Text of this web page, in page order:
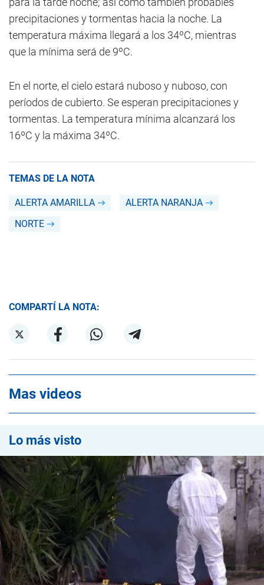
precipitaciones y tormentas hacia la noche. La
temperatura máxima llegará a los 34ºC, mientras
que la mínima será de 9ºC.
En el norte, el cielo estará nuboso y nuboso, con
períodos de cubierto. Se esperan precipitaciones y
tormentas. La temperatura mínima alcanzará los
16ºC y la máxima 34ºC.
TEMAS DE LA NOTA
ALERTA AMARILLA
ALERTA NARANJA
NORTE
COMPARTÍ LA NOTA:
Mas videos
Lo más visto